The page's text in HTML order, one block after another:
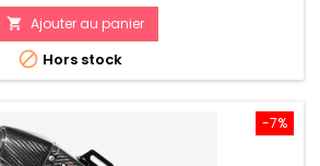
de
référence
 Ajouter au panier
 Hors stock
-7%